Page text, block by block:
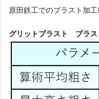
原田鉄工でのブラスト加
グリットブラスト ブラス